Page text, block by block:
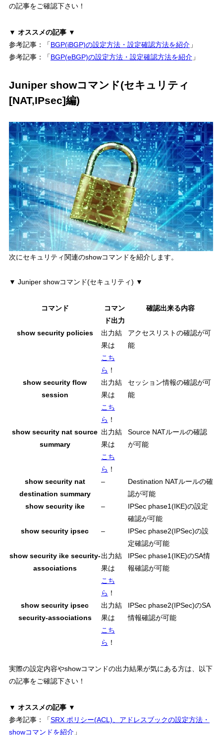
の記事をご確認下さい！
▼ オススメの記事 ▼
参考記事：「BGP(iBGP)の設定方法・設定確認方法を紹介」
参考記事：「BGP(eBGP)の設定方法・設定確認方法を紹介」
Juniper showコマンド(セキュリティ
[NAT,IPsec]編)
次にセキュリティ関連のshowコマンドを紹介します。
▼ Juniper showコマンド(セキュリティ) ▼
コマンド
コマン
ド出力
確認出来る内容
show security policies
出力結
果は
こち
ら ！
アクセスリストの確認が可
能
show security flow
session
出力結
果は
こち
ら ！
セッション情報の確認が可
能
show security nat source
summary
出力結
果は
こち
ら ！
Source NATルールの確認
が可能
show security nat
destination summary
–
Destination NATルールの確
認が可能
show security ike
–
IPSec phase1(IKE)の設定
確認が可能
show security ipsec
–
IPSec phase2(IPSec)の設
定確認が可能
show security ike security-
associations
出力結
果は
こち
ら ！
IPSec phase1(IKE)のSA情
報確認が可能
show security ipsec
security-associations
出力結
果は
こち
ら ！
IPSec phase2(IPSec)のSA
情報確認が可能
実際の設定内容やshowコマンドの出力結果が気にある方は、以下
の記事をご確認下さい！
▼ オススメの記事 ▼
参考記事：「SRX ポリシー(ACL)、アドレスブックの設定方法・
showコマンドを紹介」